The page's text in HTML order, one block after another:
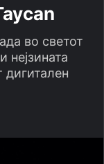
во светот
нејзината
дигитален